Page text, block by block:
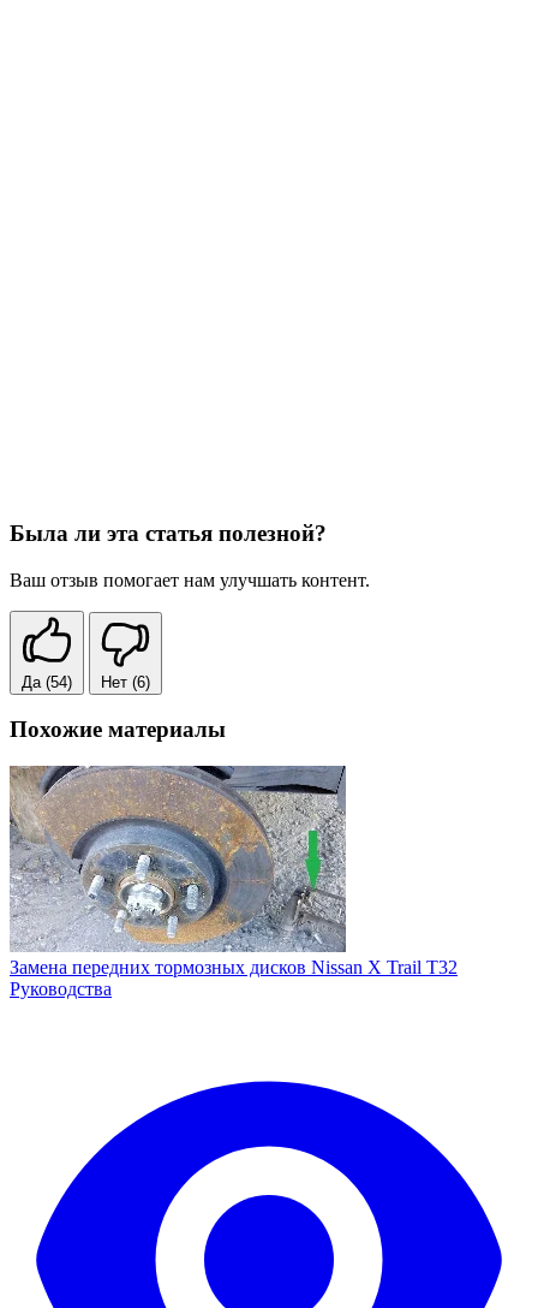
Была ли эта статья полезной?
Ваш отзыв помогает нам улучшать контент.
Да (54) Нет (6)
Похожие материалы
Замена передних тормозных дисков Nissan X Trail T32
Руководства